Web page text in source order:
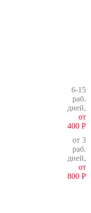
6-15
раб.
дней,
от
400 Р
от 3
раб.
дней,
от
800 Р